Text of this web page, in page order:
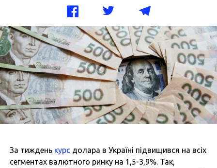
За тиждень курс долара в Україні підвищився на всіх
сегментах валютного ринку на 1,5-3,9%. Так,